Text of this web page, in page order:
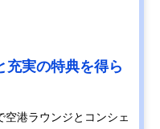
充実の特典を得ら
港ラウンジとコンシェ